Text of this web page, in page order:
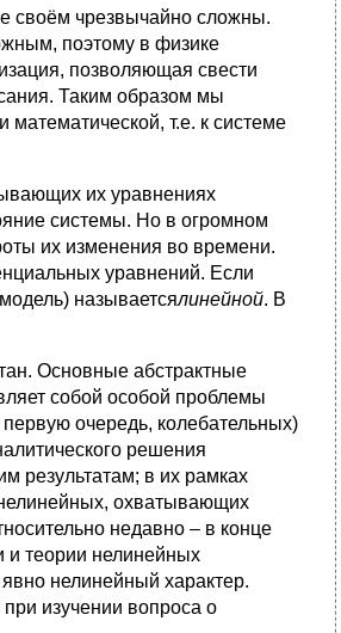
своём чрезвычайно сложны.
поэтому в физике
позволяющая свести
Таким образом мы
т.е. к системе
их уравнениях
системы. Но в огромном
их изменения во времени.
уравнений. Если
называетсялинейной. В
Основные абстрактные
собой особой проблемы
очередь, колебательных)
решения
результатам; в их рамках
охватывающих
недавно – в конце
и теории нелинейных
нелинейный характер.
изучении вопроса о